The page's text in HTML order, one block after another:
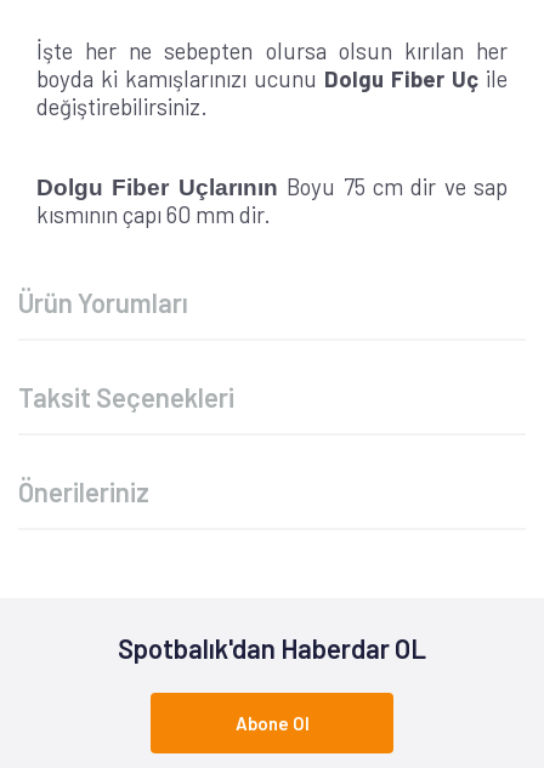
İşte her ne sebepten olursa olsun kırılan her
boyda ki kamışlarınızı ucunu Dolgu Fiber Uç ile
değiştirebilirsiniz.
Dolgu Fiber Uçlarının Boyu 75 cm dir ve sap
kısmının çapı 60 mm dir.
Ürün Yorumları
Taksit Seçenekleri
Önerileriniz
Spotbalık'dan Haberdar OL
Abone Ol